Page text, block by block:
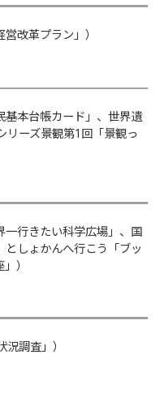
改革プラン」）
基本台帳カード」、世界遺
リーズ景観第1回「景観っ
一行きたい科学広場」、国
としょかんへ行こう「ブッ
）
調査」）